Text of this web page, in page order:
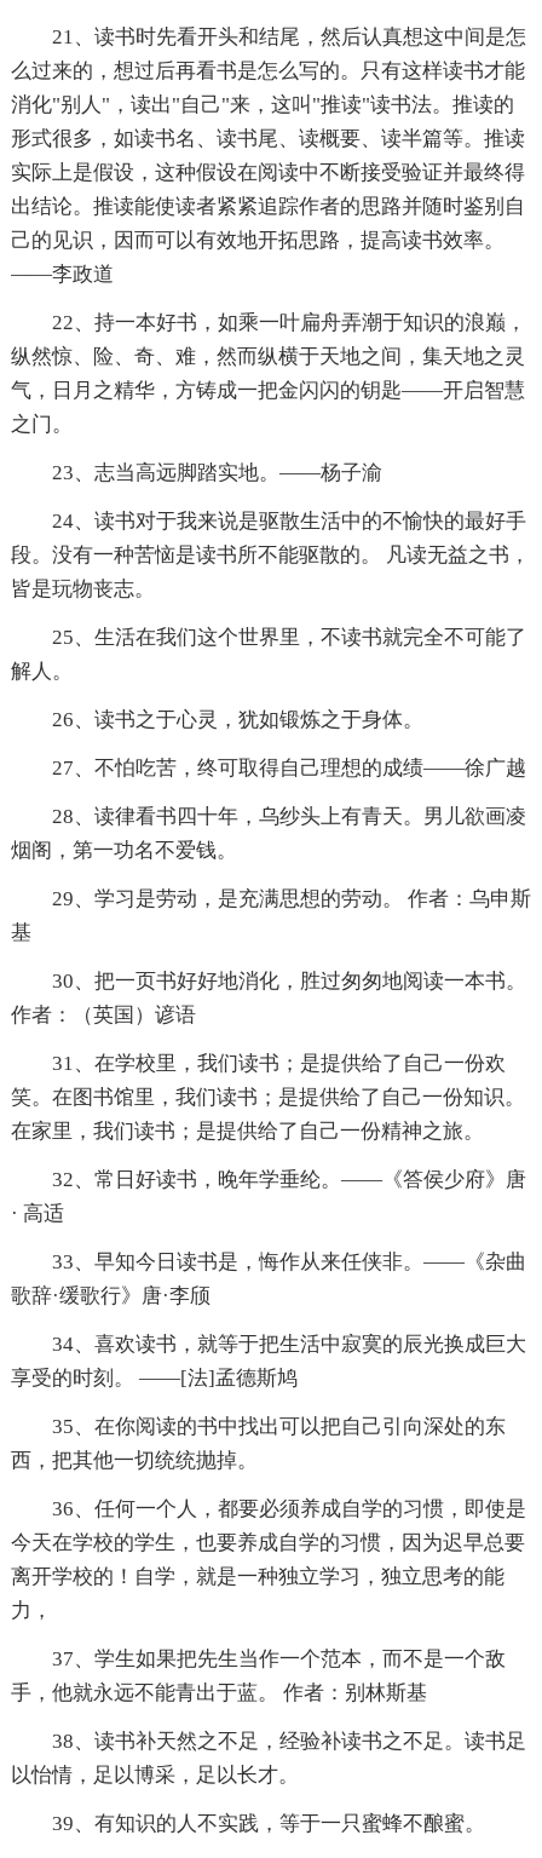
21、读书时先看开头和结尾，然后认真想这中间是怎
么过来的，想过后再看书是怎么写的。只有这样读书才能
消化"别人"，读出"自己"来，这叫"推读"读书法。推读的
形式很多，如读书名、读书尾、读概要、读半篇等。推读
实际上是假设，这种假设在阅读中不断接受验证并最终得
出结论。推读能使读者紧紧追踪作者的思路并随时鉴别自
己的见识，因而可以有效地开拓思路，提高读书效率。
——李政道
22、持一本好书，如乘一叶扁舟弄潮于知识的浪巅，
纵然惊、险、奇、难，然而纵横于天地之间，集天地之灵
气，日月之精华，方铸成一把金闪闪的钥匙——开启智慧
之门。
23、志当高远脚踏实地。——杨子渝
24、读书对于我来说是驱散生活中的不愉快的最好手
段。没有一种苦恼是读书所不能驱散的。 凡读无益之书，
皆是玩物丧志。
25、生活在我们这个世界里，不读书就完全不可能了
解人。
26、读书之于心灵，犹如锻炼之于身体。
27、不怕吃苦，终可取得自己理想的成绩——徐广越
28、读律看书四十年，乌纱头上有青天。男儿欲画凌
烟阁，第一功名不爱钱。
29、学习是劳动，是充满思想的劳动。 作者：乌申斯
基
30、把一页书好好地消化，胜过匆匆地阅读一本书。
作者：（英国）谚语
31、在学校里，我们读书；是提供给了自己一份欢
笑。在图书馆里，我们读书；是提供给了自己一份知识。
在家里，我们读书；是提供给了自己一份精神之旅。
32、常日好读书，晚年学垂纶。——《答侯少府》唐
· 高适
33、早知今日读书是，悔作从来任侠非。——《杂曲
歌辞·缓歌行》唐·李颀
34、喜欢读书，就等于把生活中寂寞的辰光换成巨大
享受的时刻。 ——[法]孟德斯鸠
35、在你阅读的书中找出可以把自己引向深处的东
西，把其他一切统统抛掉。
36、任何一个人，都要必须养成自学的习惯，即使是
今天在学校的学生，也要养成自学的习惯，因为迟早总要
离开学校的！自学，就是一种独立学习，独立思考的能
力，
37、学生如果把先生当作一个范本，而不是一个敌
手，他就永远不能青出于蓝。 作者：别林斯基
38、读书补天然之不足，经验补读书之不足。读书足
以怡情，足以博采，足以长才。
39、有知识的人不实践，等于一只蜜蜂不酿蜜。